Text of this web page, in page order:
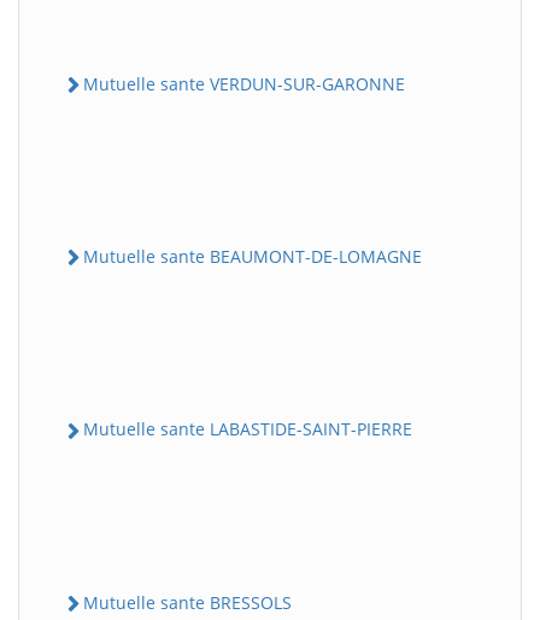
Mutuelle sante VERDUN-SUR-GARONNE
Mutuelle sante BEAUMONT-DE-LOMAGNE
Mutuelle sante LABASTIDE-SAINT-PIERRE
Mutuelle sante BRESSOLS